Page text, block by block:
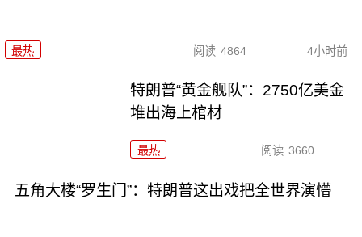
最热 阅读 4864 4小时前
特朗普“黄金舰队”：2750亿美金
堆出海上棺材
最热 阅读 3660
五角大楼“罗生门”：特朗普这出戏把全世界演懵